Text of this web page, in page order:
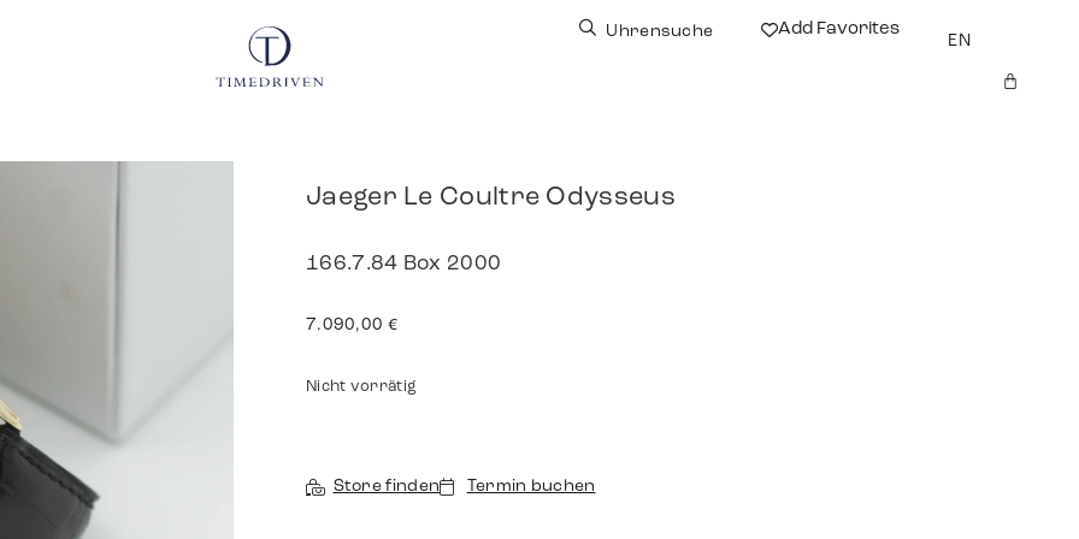
Uhrensuche Add Favorites
EN
Jaeger Le Coultre Odysseus
166.7.84 Box 2000
7.090,00 €
Nicht vorrätig
Store finden Termin buchen